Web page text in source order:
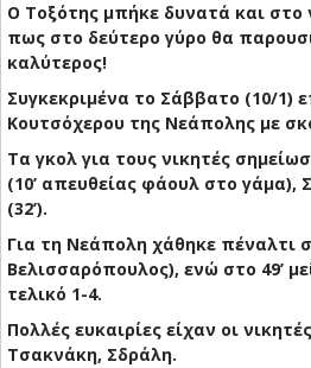
Ο Τοξότης μπήκε δυνατά και στο
πως στο δεύτερο γύρο θα
καλύτερος!
Συγκεκριμένα το Σάββατο (10/1)
Κουτσόχερου της Νεάπολης με
Τα γκολ για τους νικητές
(10’ απευθείας φάουλ στο γάμα),
(32’).
Για τη Νεάπολη χάθηκε πέναλτι
Βελισσαρόπουλος), ενώ στο 49’
τελικό 1-4.
Πολλές ευκαιρίες είχαν οι
Τσακνάκη, Σδράλη.